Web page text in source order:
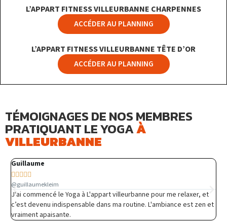
L’APPART FITNESSVILLEURBANNE CHARPENNES
ACCÉDER AU PLANNING
L’APPART FITNESS VILLEURBANNE TÊTE D’OR
ACCÉDER AU PLANNING
TÉMOIGNAGES DE NOS MEMBRES
PRATIQUANT LE YOGAÀ
VILLEURBANNE
Guillaume
    
@guillaumekleim
J'ai commencé le Yoga à L'appart villeurbanne pour me relaxer, et
c’est devenu indispensable dans ma routine. L'ambiance est zen et
vraiment apaisante.